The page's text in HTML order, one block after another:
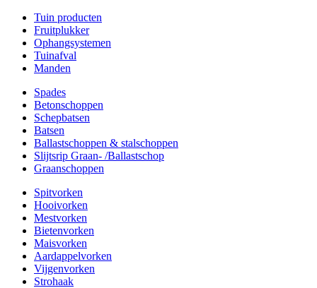
Tuin producten
Fruitplukker
Ophangsystemen
Tuinafval
Manden
Spades
Betonschoppen
Schepbatsen
Batsen
Ballastschoppen & stalschoppen
Slijtsrip Graan- /Ballastschop
Graanschoppen
Spitvorken
Hooivorken
Mestvorken
Bietenvorken
Maisvorken
Aardappelvorken
Vijgenvorken
Strohaak